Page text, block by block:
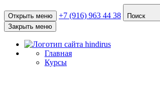
Открыть меню +7 (916) 963 44 38
Поиск
Закрыть меню
Главная
Курсы